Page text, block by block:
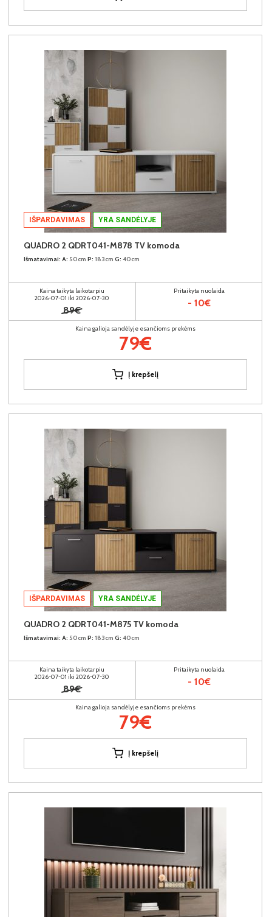
IŠPARDAVIMAS YRA SANDĖLYJE
QUADRO 2 QDRT041-M878 TV komoda
Išmatavimai: A: 50cm P: 183cm G: 40cm
Kaina taikyta laikotarpiu
2026-07-01 iki 2026-07-30
89€
Pritaikyta nuolaida
- 10€
Kaina galioja sandėlyje esančioms prekėms
79€
Į krepšelį
IŠPARDAVIMAS YRA SANDĖLYJE
QUADRO 2 QDRT041-M875 TV komoda
Išmatavimai: A: 50cm P: 183cm G: 40cm
Kaina taikyta laikotarpiu
2026-07-01 iki 2026-07-30
89€
Pritaikyta nuolaida
- 10€
Kaina galioja sandėlyje esančioms prekėms
79€
Į krepšelį